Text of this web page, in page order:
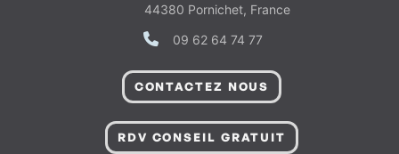
44380 Pornichet, France
09 62 64 74 77
CONTACTEZ NOUS
RDV CONSEIL GRATUIT